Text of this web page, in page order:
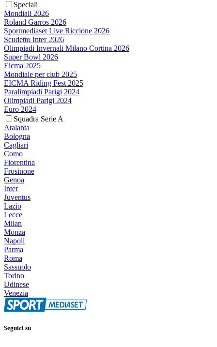
Speciali
Mondiali 2026
Roland Garros 2026
Sportmediaset Live Riccione 2026
Scudetto Inter 2026
Olimpiadi Invernali Milano Cortina 2026
Super Bowl 2026
Eicma 2025
Mondiale per club 2025
EICMA Riding Fest 2025
Paralimpiadi Parigi 2024
Olimpiadi Parigi 2024
Euro 2024
Squadra Serie A
Atalanta
Bologna
Cagliari
Como
Fiorentina
Frosinone
Genoa
Inter
Juventus
Lazio
Lecce
Milan
Monza
Napoli
Parma
Roma
Sassuolo
Torino
Udinese
Venezia
Seguici su